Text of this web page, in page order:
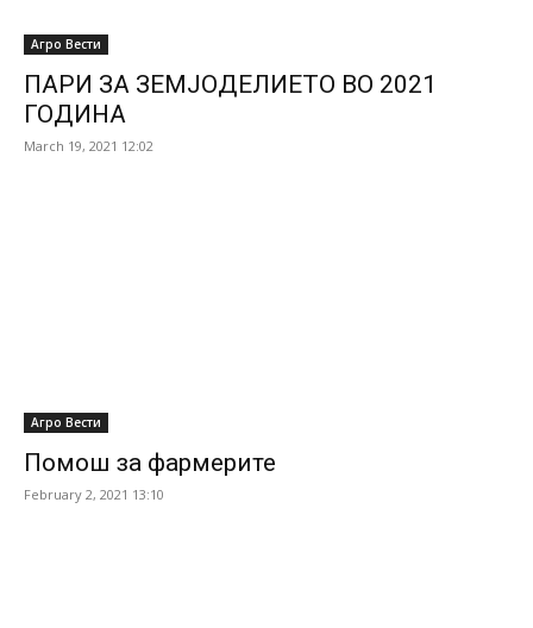
Агро Вести
ПАРИ ЗА ЗЕМЈОДЕЛИЕТО ВО 2021
ГОДИНА
March 19, 2021 12:02
Агро Вести
Помош за фармерите
February 2, 2021 13:10